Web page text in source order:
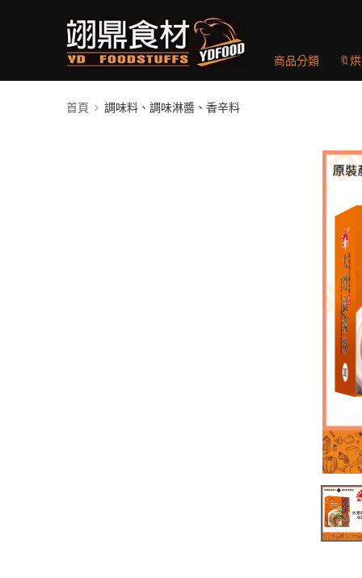
商品分類 🔖
首頁 調味料、調味淋醬、香辛料